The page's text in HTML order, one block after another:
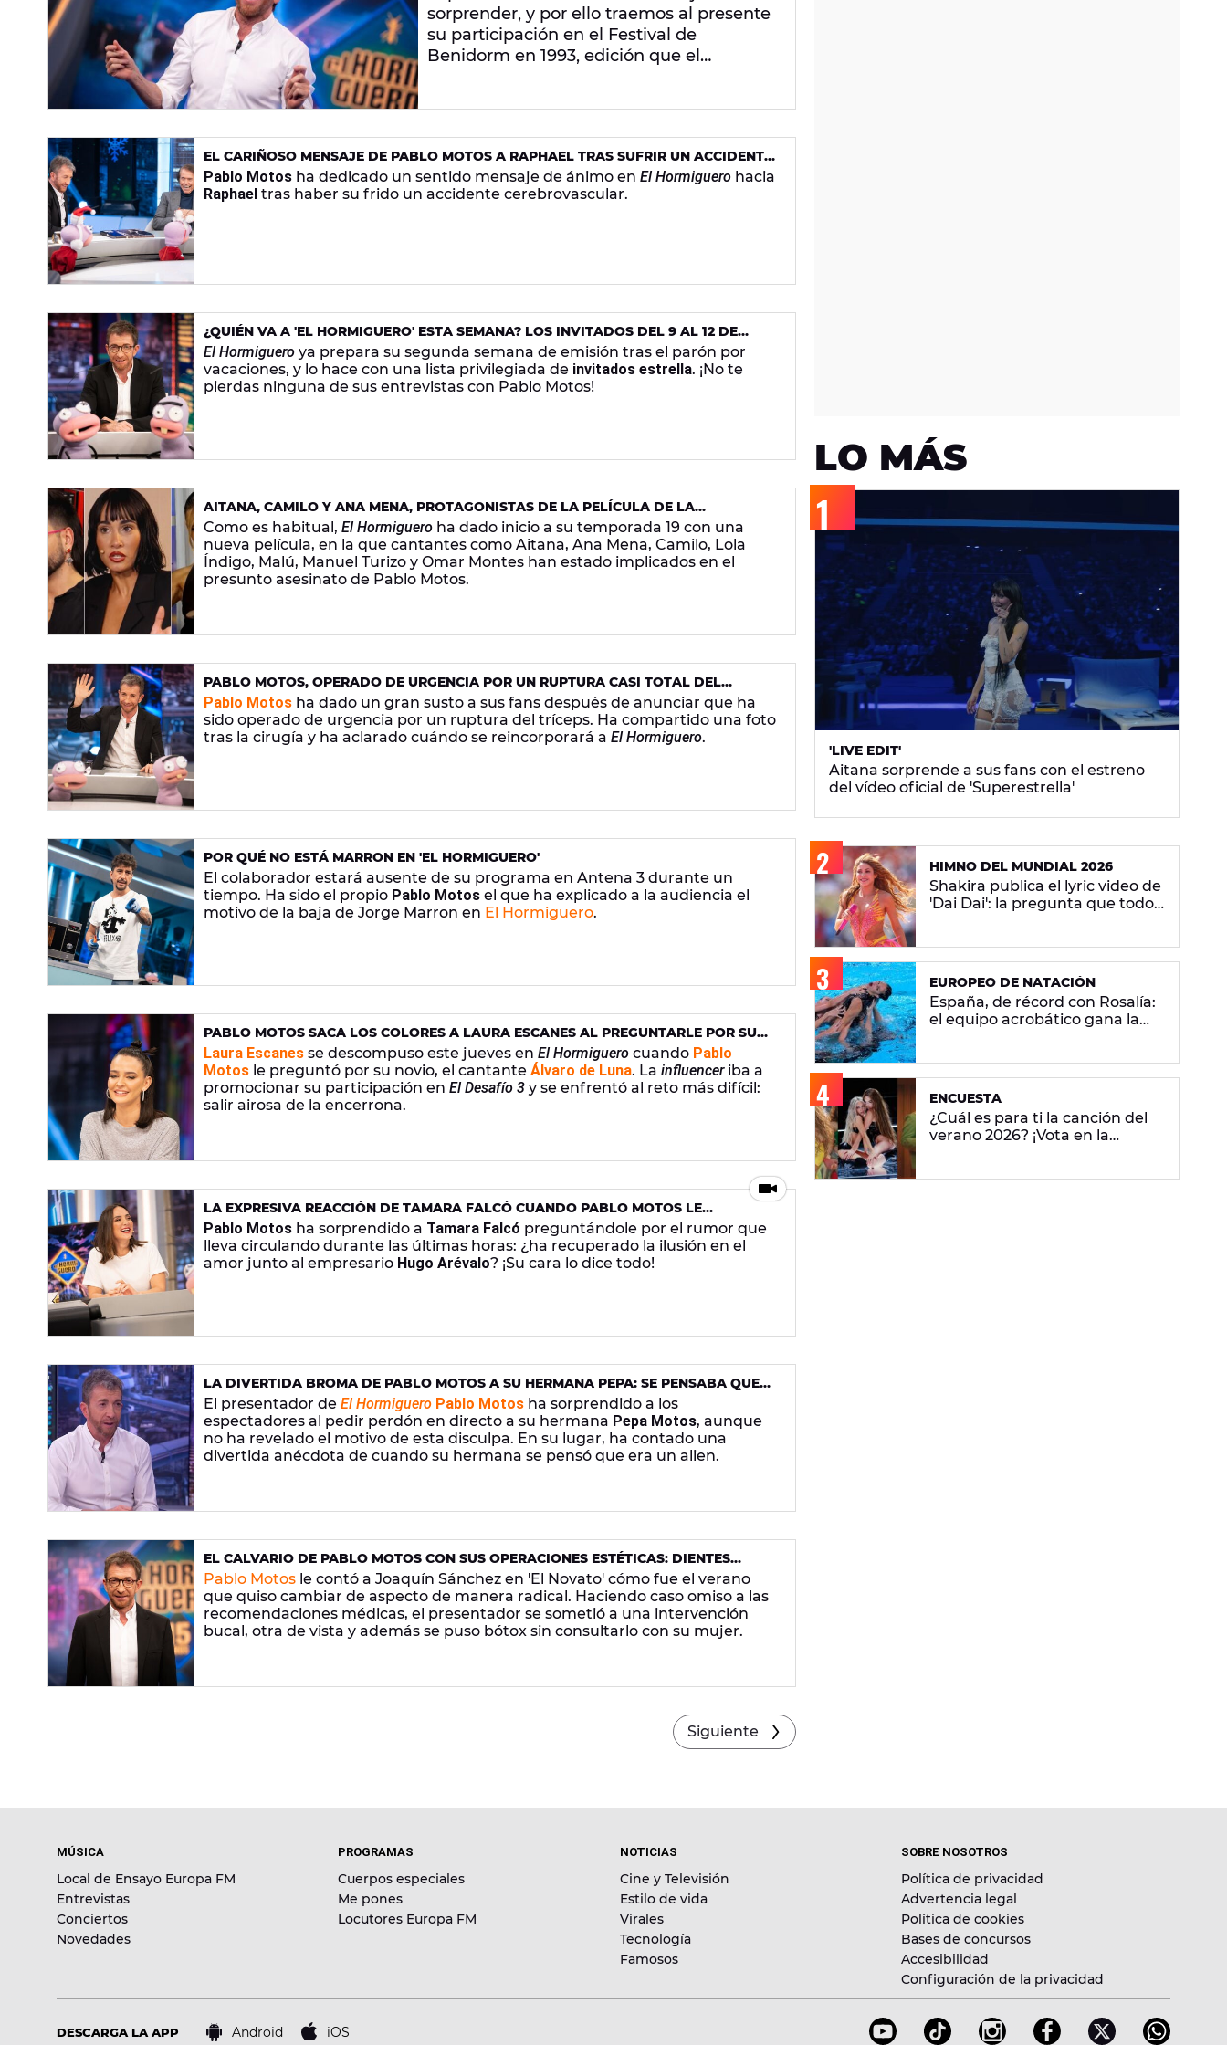
sorprender, y por ello traemos al presente
su participación en el Festival de
Benidorm en 1993, edición que el
EL CARIÑOSO MENSAJE DE PABLO MOTOS A RAPHAEL TRAS SUFRIR UN ACCIDENTE
CEREBROVASCULAR
Pablo Motos ha dedicado un sentido mensaje de ánimo en El Hormiguero hacia
Raphael tras haber su frido un accidente cerebrovascular.
¿QUIÉN VA A 'EL HORMIGUERO' ESTA SEMANA? LOS INVITADOS DEL 9 AL 12 DE
SEPTIEMBRE
El Hormiguero ya prepara su segunda semana de emisión tras el parón por
vacaciones, y lo hace con una lista privilegiada de invitados estrella. ¡No te
pierdas ninguna de sus entrevistas con Pablo Motos!
AITANA, CAMILO Y ANA MENA, PROTAGONISTAS DE LA PELÍCULA DE LA
TEMPORADA 19 DE 'EL HORMIGUERO'
Como es habitual, El Hormiguero ha dado inicio a su temporada 19 con una
nueva película, en la que cantantes como Aitana, Ana Mena, Camilo, Lola
Índigo, Malú, Manuel Turizo y Omar Montes han estado implicados en el
presunto asesinato de Pablo Motos.
PABLO MOTOS, OPERADO DE URGENCIA POR UN RUPTURA CASI TOTAL DEL
TRÍCEPS
Pablo Motos ha dado un gran susto a sus fans después de anunciar que ha
sido operado de urgencia por un ruptura del tríceps. Ha compartido una foto
tras la cirugía y ha aclarado cuándo se reincorporará a El Hormiguero.
POR QUÉ NO ESTÁ MARRON EN 'EL HORMIGUERO'
El colaborador estará ausente de su programa en Antena 3 durante un
tiempo. Ha sido el propio Pablo Motos el que ha explicado a la audiencia el
motivo de la baja de Jorge Marron en El Hormiguero.
PABLO MOTOS SACA LOS COLORES A LAURA ESCANES AL PREGUNTARLE POR SU
PAREJA
Laura Escanes se descompuso este jueves en El Hormiguero cuando Pablo
Motos le preguntó por su novio, el cantante Álvaro de Luna. La influenceriba a
promocionar su participación en El Desafío 3 y se enfrentó al reto más difícil:
salir airosa de la encerrona.
LA EXPRESIVA REACCIÓN DE TAMARA FALCÓ CUANDO PABLO MOTOS LE
PREGUNTA SI HA RECUPERADO LA ILUSIÓN CON HUGO ARÉVALO
Pablo Motos ha sorprendido a Tamara Falcó preguntándole por el rumor que
lleva circulando durante las últimas horas: ¿ha recuperado la ilusión en el
amor junto al empresario Hugo Arévalo? ¡Su cara lo dice todo!
LA DIVERTIDA BROMA DE PABLO MOTOS A SU HERMANA PEPA: SE PENSABA QUE
ERA UN ALIEN
El presentador de El Hormiguero Pablo Motos ha sorprendido a los
espectadores al pedir perdón en directo a su hermana Pepa Motos, aunque
no ha revelado el motivo de esta disculpa. En su lugar, ha contado una
divertida anécdota de cuando su hermana se pensó que era un alien.
EL CALVARIO DE PABLO MOTOS CON SUS OPERACIONES ESTÉTICAS: DIENTES
NUEVOS, VISTA DOBLE Y BÓTOX SIN QUE LO SUPIERA SU MUJER
Pablo Motos le contó a Joaquín Sánchez en 'El Novato' cómo fue el verano
que quiso cambiar de aspecto de manera radical. Haciendo caso omiso a las
recomendaciones médicas, el presentador se sometió a una intervención
bucal, otra de vista y además se puso bótox sin consultarlo con su mujer.
Siguiente
LO MÁS
'LIVE EDIT'
Aitana sorprende a sus fans con el estreno
del vídeo oficial de 'Superestrella'
HIMNO DEL MUNDIAL 2026
Shakira publica el lyric video de
'Dai Dai': la pregunta que todos
EUROPEO DE NATACIÓN
España, de récord con Rosalía:
el equipo acrobático gana la
ENCUESTA
¿Cuál es para ti la canción del
verano 2026? ¡Vota en la
MÚSICA
Local de Ensayo Europa FM
Entrevistas
Conciertos
Novedades
PROGRAMAS
Cuerpos especiales
Me pones
Locutores Europa FM
NOTICIAS
Cine y Televisión
Estilo de vida
Virales
Tecnología
Famosos
SOBRE NOSOTROS
Política de privacidad
Advertencia legal
Política de cookies
Bases de concursos
Accesibilidad
Configuración de la privacidad
DESCARGA LA APP Android iOS